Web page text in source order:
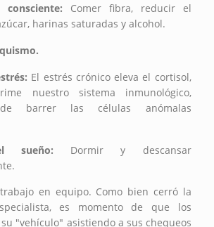
consciente: Comer fibra, reducir el
harinas saturadas y alcohol.
El estrés crónico eleva el cortisol,
nuestro sistema inmunológico,
de barrer las células anómalas
sueño: Dormir y descansar
en equipo. Como bien cerró la
es momento de que los
"vehículo" asistiendo a sus chequeos